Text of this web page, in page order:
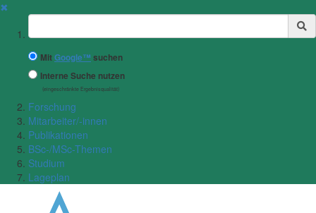
✖
Suchbegriff
MitGoogle™ suchen
Interne Suche nutzen
(eingeschränkte Ergebnisqualität)
Forschung
Mitarbeiter/-innen
Publikationen
BSc-/MSc-Themen
Studium
Lageplan